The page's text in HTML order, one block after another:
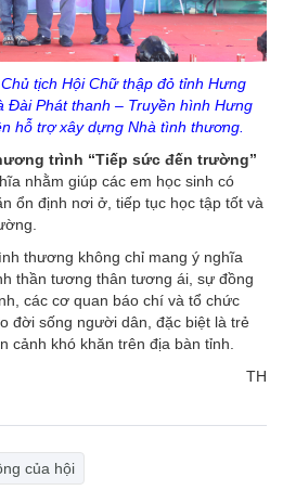
tịch Hội Chữ thập đỏ tỉnh Hưng
Đài Phát thanh – Truyền hình Hưng
hỗ trợ xây dựng Nhà tình thương.
trình “Tiếp sức đến trường”
nhằm giúp các em học sinh có
ổn định nơi ở, tiếp tục học tập tốt và
thương không chỉ mang ý nghĩa
thần tương thân tương ái, sự đồng
các cơ quan báo chí và tổ chức
đời sống người dân, đặc biệt là trẻ
cảnh khó khăn trên địa bàn tỉnh.
TH
của hội